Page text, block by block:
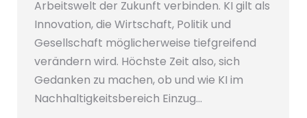
Arbeitswelt der Zukunft verbinden. KI gilt als
Innovation, die Wirtschaft, Politik und
Gesellschaft möglicherweise tiefgreifend
verändern wird. Höchste Zeit also, sich
Gedanken zu machen, ob und wie KI im
Nachhaltigkeitsbereich Einzug…